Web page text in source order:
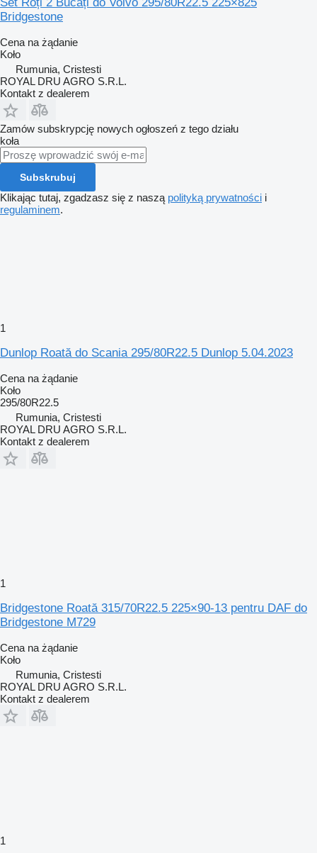
Set Roți 2 Bucăți do Volvo 295/80R22.5 225×825
Bridgestone
Cena na żądanie
Koło
Rumunia, Cristesti
ROYAL DRU AGRO S.R.L.
Kontakt z dealerem
Zamów subskrypcję nowych ogłoszeń z tego działu
koła
Subskrubuj
Klikając tutaj, zgadzasz się z naszą polityką prywatności i
regulaminem.
1
Dunlop Roată do Scania 295/80R22.5 Dunlop 5.04.2023
Cena na żądanie
Koło
295/80R22.5
Rumunia, Cristesti
ROYAL DRU AGRO S.R.L.
Kontakt z dealerem
1
Bridgestone Roată 315/70R22.5 225×90-13 pentru DAF do
Bridgestone M729
Cena na żądanie
Koło
Rumunia, Cristesti
ROYAL DRU AGRO S.R.L.
Kontakt z dealerem
1